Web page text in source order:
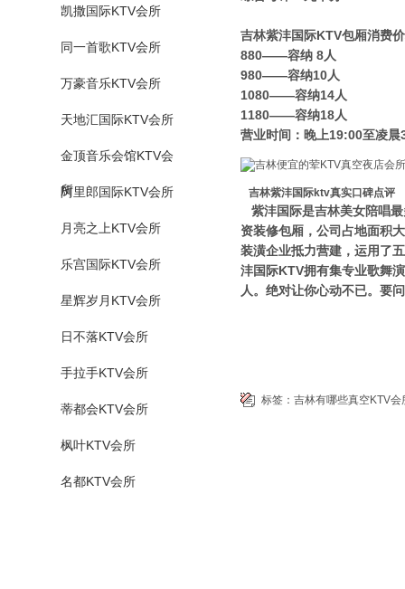
凯撒国际KTV会所
同一首歌KTV会所
万豪音乐KTV会所
天地汇国际KTV会所
金顶音乐会馆KTV会
所
阿里郎国际KTV会所
月亮之上KTV会所
乐宫国际KTV会所
星辉岁月KTV会所
日不落KTV会所
手拉手KTV会所
蒂都会KTV会所
枫叶KTV会所
名都KTV会所
吉林紫沣国际KTV包厢消费
880——容纳 8人
980——容纳10人
1080——容纳14人
1180——容纳18人
营业时间：晚上19:00至凌晨
吉林紫沣国际ktv真实口碑点评
紫沣国际是吉林美女陪唱
资装修包厢，公司占地面积
装潢企业抵力营建，运用了
沣国际KTV拥有集专业歌舞
人。绝对让你心动不已。要
标签： 吉林有哪些真空KTV会